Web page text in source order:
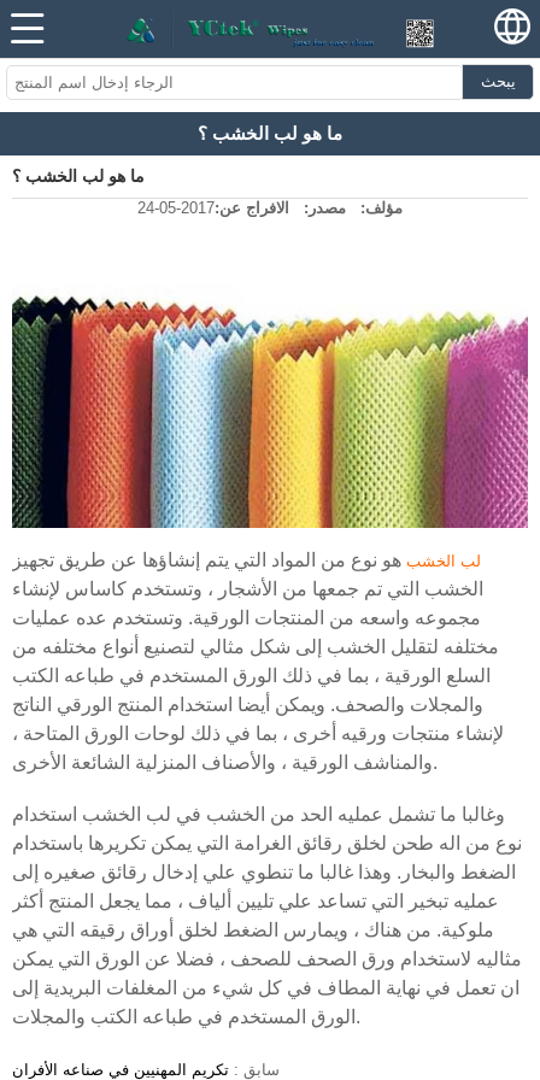
يبحث
ما هو لب الخشب ؟
ما هو لب الخشب ؟
مؤلف: مصدر: الافراج عن:2017-05-24
لب الخشب هو نوع من المواد التي يتم إنشاؤها عن طريق تجهيز
الخشب التي تم جمعها من الأشجار ، وتستخدم كاساس لإنشاء
مجموعه واسعه من المنتجات الورقية. وتستخدم عده عمليات
مختلفه لتقليل الخشب إلى شكل مثالي لتصنيع أنواع مختلفه من
السلع الورقية ، بما في ذلك الورق المستخدم في طباعه الكتب
والمجلات والصحف. ويمكن أيضا استخدام المنتج الورقي الناتج
لإنشاء منتجات ورقيه أخرى ، بما في ذلك لوحات الورق المتاحة ،
والمناشف الورقية ، والأصناف المنزلية الشائعة الأخرى.
وغالبا ما تشمل عمليه الحد من الخشب في لب الخشب استخدام
نوع من اله طحن لخلق رقائق الغرامة التي يمكن تكريرها باستخدام
الضغط والبخار. وهذا غالبا ما تنطوي علي إدخال رقائق صغيره إلى
عمليه تبخير التي تساعد علي تليين ألياف ، مما يجعل المنتج أكثر
ملوكية. من هناك ، ويمارس الضغط لخلق أوراق رقيقه التي هي
مثاليه لاستخدام ورق الصحف للصحف ، فضلا عن الورق التي يمكن
ان تعمل في نهاية المطاف في كل شيء من المغلفات البريدية إلى
الورق المستخدم في طباعه الكتب والمجلات.
سابق : تكريم المهنيين في صناعه الأفران